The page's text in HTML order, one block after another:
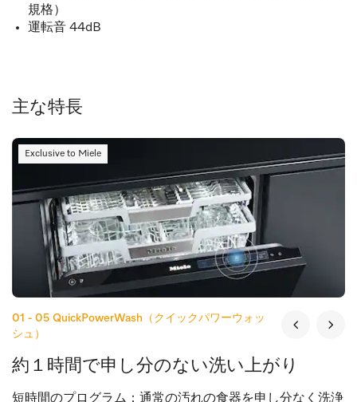
規格）
運転音 44dB
主な特長
Exclusive to Miele
01 - 05 QuickPowerWash（クイックパワーウォッ
シュ）
約１時間で申し分のない洗い上がり
短時間のプログラム：通常の汚れの食器を申し分なく洗浄